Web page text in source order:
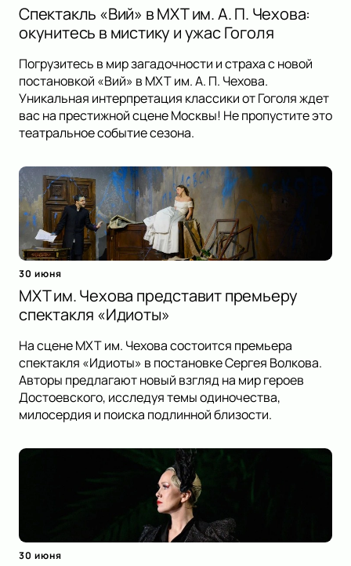
Спектакль «Вий» в МХТ им. А. П. Чехова:
окунитесь в мистику и ужас Гоголя
Погрузитесь в мир загадочности и страха с новой
постановкой «Вий» в МХТ им. А. П. Чехова.
Уникальная интерпретация классики от Гоголя ждет
вас на престижной сцене Москвы! Не пропустите это
театральное событие сезона.
30 июня
МХТ им. Чехова представит премьеру
спектакля «Идиоты»
На сцене МХТ им. Чехова состоится премьера
спектакля «Идиоты» в постановке Сергея Волкова.
Авторы предлагают новый взгляд на мир героев
Достоевского, исследуя темы одиночества,
милосердия и поиска подлинной близости.
30 июня